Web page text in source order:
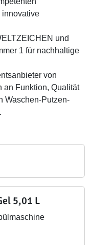
innovative
und
1 für nachhaltige
von
an Funktion, Qualität
Waschen-Putzen-
5,01 L